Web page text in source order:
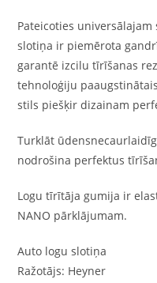
Pateicoties
slotiņa ir piemērota
garantē izcilu tīrīšanas
tehnoloģiju
stils piešķir dizainam
Turklāt
nodrošina perfektus
Logu tīrītāja gumija ir
NANO pārklājumam.
Auto logu slotiņa
Ražotājs: Heyner